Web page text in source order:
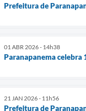
Prefeitura de
01 ABR 2026 - 14h38
Paranapanema celebra
21 JAN 2026 - 11h56
Prefeitura de